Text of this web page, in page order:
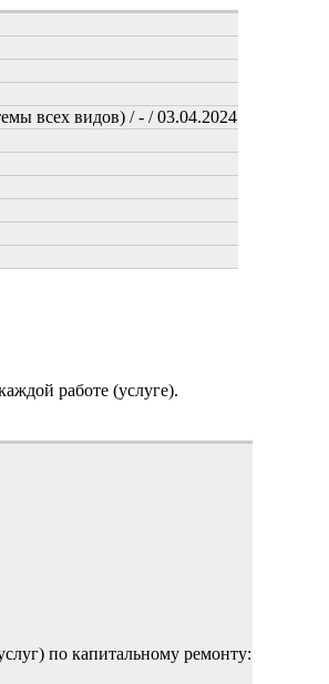
всех видов) / - / 03.04.2024
работе (услуге).
по капитальному ремонту: